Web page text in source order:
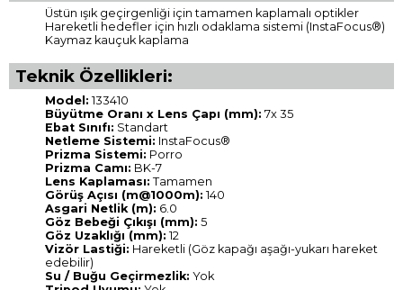
Üstün ışık geçirgenliği için tamamen kaplamalı optikler
Hareketli hedefler için hızlı odaklama sistemi (InstaFocus®)
Kaymaz kauçuk kaplama
Teknik Özellikleri:
Model: 133410
Büyütme Oranı x Lens Çapı (mm): 7x 35
Ebat Sınıfı: Standart
Netleme Sistemi: InstaFocus®
Prizma Sistemi: Porro
Prizma Camı: BK-7
Lens Kaplaması: Tamamen
Görüş Açısı (m@1000m): 140
Asgari Netlik (m): 6.0
Göz Bebeği Çıkışı (mm): 5
Göz Uzaklığı (mm): 12
Vizör Lastiği: Hareketli (Göz kapağı aşağı-yukarı hareket
edebilir)
Su / Buğu Geçirmezlik: Yok